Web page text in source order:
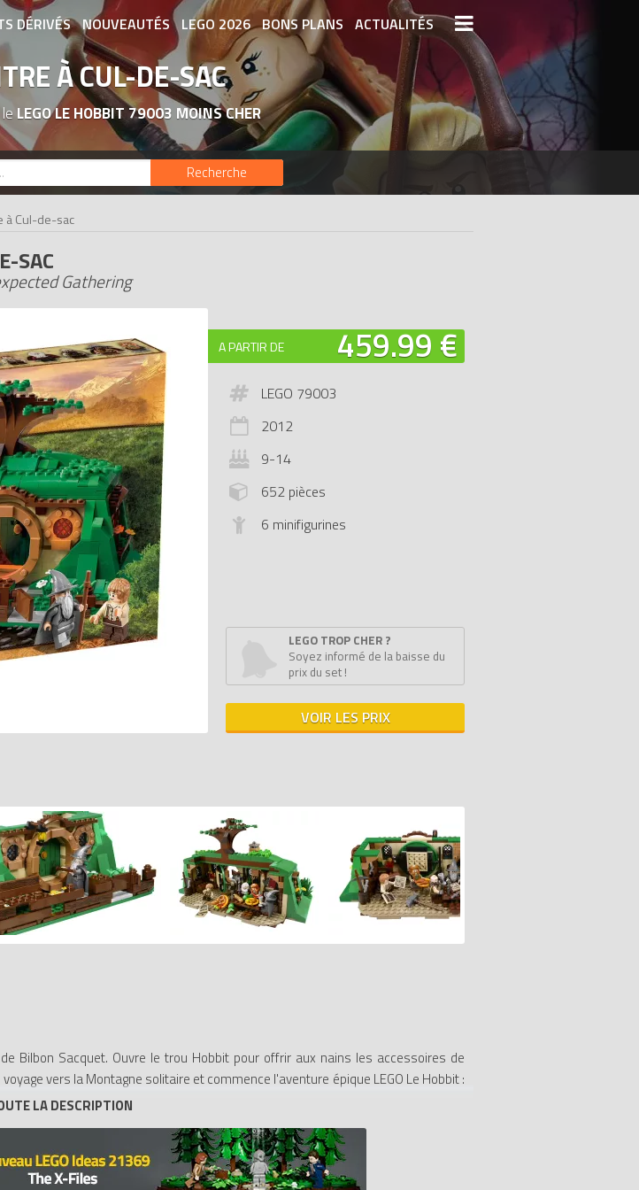
DÉRIVÉS NOUVEAUTÉS LEGO 2026 BONS PLANS ACTUALITÉS
DE FANS EXPOSITIONS LEGO LEGO LES PLUS CHERS
DERNIERS LEGO AJOUTÉS
À CUL-DE-SAC
LEGO LE HOBBIT 79003 MOINS CHER
Recherche
à Cul-de-sac
SAC
Gathering
A PARTIR DE 459.99 €
LEGO 79003
2012
9-14
652 pièces
6 minifigurines
LEGO TROP CHER ?
Soyez informé de la baisse du
prix du set !
VOIR LES PRIX
Bilbon Sacquet. Ouvre le trou Hobbit pour offrir aux nains les accessoires de
vers la Montagne solitaire et commence l'aventure épique LEGO Le Hobbit :
exclusives présentes uniquement dans cet ensemble : Bilbon Sacquet (LOR029)
une barrière, des gobelets, des assiettes, un poulet, du pain, des carottes, une